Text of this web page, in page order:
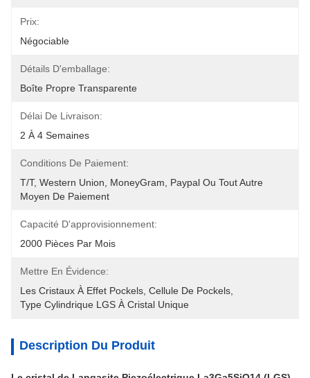
Prix:
Négociable
Détails D'emballage:
Boîte Propre Transparente
Délai De Livraison:
2 À 4 Semaines
Conditions De Paiement:
T/T, Western Union, MoneyGram, Paypal Ou Tout Autre
Moyen De Paiement
Capacité D'approvisionnement:
2000 Pièces Par Mois
Mettre En Évidence:
Les Cristaux À Effet Pockels Cellule De Pockels
Type Cylindrique LGS À Cristal Unique
Description Du Produit